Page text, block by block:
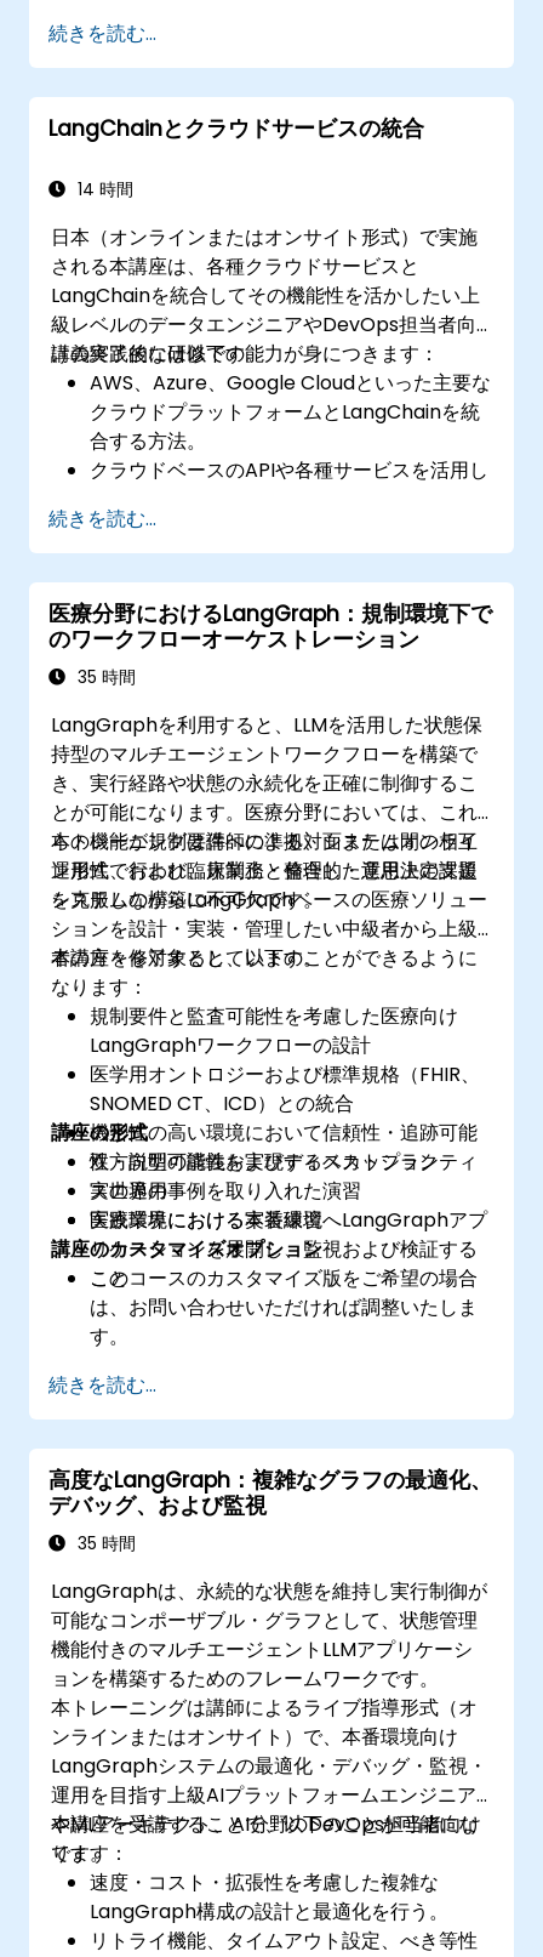
続きを読む...
LangChainとクラウドサービスの統合
14 時間
日本（オンラインまたはオンサイト形式）で実施
される本講座は、各種クラウドサービスと
LangChainを統合してその機能性を活かしたい上
級レベルのデータエンジニアやDevOps担当者向
けの実践的な研修です。
講義終了後には以下の能力が身につきます：
AWS、Azure、Google Cloudといった主要な
クラウドプラットフォームとLangChainを統
合する方法。
クラウドベースのAPIや各種サービスを活用し
張する手法。
対話型エージェントをクラウド上にスケーリ
ングおよびデプロイし、リアルタイムでのコ
ミュニケーションが可能になること。
クラウド環境下において監視体制やセキュリ
ティのベストプラクティスの導入方法。
続きを読む...
医療分野におけるLangGraph：規制環境下で
のワークフローオーケストレーション
35 時間
LangGraphを利用すると、LLMを活用した状態保
持型のマルチエージェントワークフローを構築で
き、実行経路や状態の永続化を正確に制御するこ
とが可能になります。医療分野においては、これ
らの機能が規制要件への準拠、システム間の相互
運用性、および臨床業務と整合した意思決定支援
システムの構築に不可欠です。
本トレーニングは講師による対面またはオンライ
ン形式で行われ、規制上・倫理的・運用上の課題
を克服しながらLangGraphベースの医療ソリュー
ションを設計・実装・管理したい中級者から上級
者の方々を対象としています。
本講座を修了すると、以下のことができるように
なります：
規制要件と監査可能性を考慮した医療向け
LangGraphワークフローの設計
医学用オントロジーおよび標準規格（FHIR、
SNOMED CT、ICD）との統合
機密性の高い環境において信頼性・追跡可能
性・説明可能性を実現するベストプラクティ
スの適用
医療業界における本番環境へLangGraphアプ
リケーションを展開し、監視および検証する
こと
講座の形式
双方向型の講義およびディスカッション
実世界の事例を取り入れた演習
実践環境における実装練習
講座のカスタマイズオプション
このコースのカスタマイズ版をご希望の場合
は、お問い合わせいただければ調整いたしま
す。
続きを読む...
高度なLangGraph：複雑なグラフの最適化、
デバッグ、および監視
35 時間
LangGraphは、永続的な状態を維持し実行制御が
可能なコンポーザブル・グラフとして、状態管理
機能付きのマルチエージェントLLMアプリケーシ
ョンを構築するためのフレームワークです。
本トレーニングは講師によるライブ指導形式（オ
ンラインまたはオンサイト）で、本番環境向け
LangGraphシステムの最適化・デバッグ・監視・
運用を目指す上級AIプラットフォームエンジニア
やMLアーキテクト、AI分野のDevOps担当者向け
です。
本講座を受講することで、以下のことが可能にな
ります：
速度・コスト・拡張性を考慮した複雑な
LangGraph構成の設計と最適化を行う。
リトライ機能、タイムアウト設定、べき等性